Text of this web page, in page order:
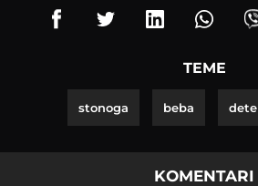
TEME
stonoga beba dete
KOMENTARI